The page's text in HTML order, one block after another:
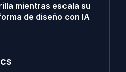
mientras escala su
de diseño con IA